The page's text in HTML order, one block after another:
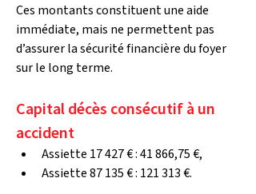
Ces montants constituent une aide
immédiate, mais ne permettent pas
d’assurer la sécurité financière du foyer
sur le long terme.
Capital décès consécutif à un
accident
Assiette 17 427 € : 41 866,75 €,
Assiette 87 135 € : 121 313 €.